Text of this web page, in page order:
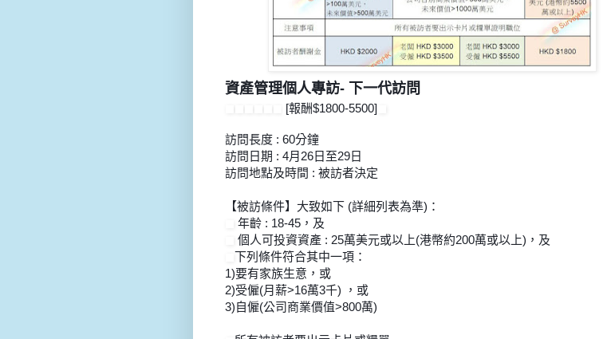
資產管理個人專訪- 下一代訪問
[報酬$1800-5500]
訪問長度 : 60分鐘
訪問日期 : 4月26日至29日
訪問地點及時間 : 被訪者決定
【被訪條件】大致如下 (詳細列表為準)：
年齡 : 18-45，及
個人可投資資產 : 25萬美元或以上(港幣約200萬或以上)，及
下列條件符合其中一項：
1)要有家族生意，或
2)受僱(月薪>16萬3千) ，或
3)自僱(公司商業價值>800萬)